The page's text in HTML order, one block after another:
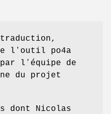
traduction,
lʼoutil po4a
lʼéquipe de
du projet
dont Nicolas